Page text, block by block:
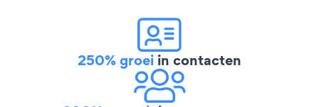
250% groei in contacten